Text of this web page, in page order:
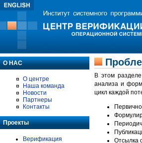
О НАС
О центре
Наша команда
Новости
Партнеры
Контакты
Проекты
Верификация
В этом
анализа и
цикл каждой
Отсылка